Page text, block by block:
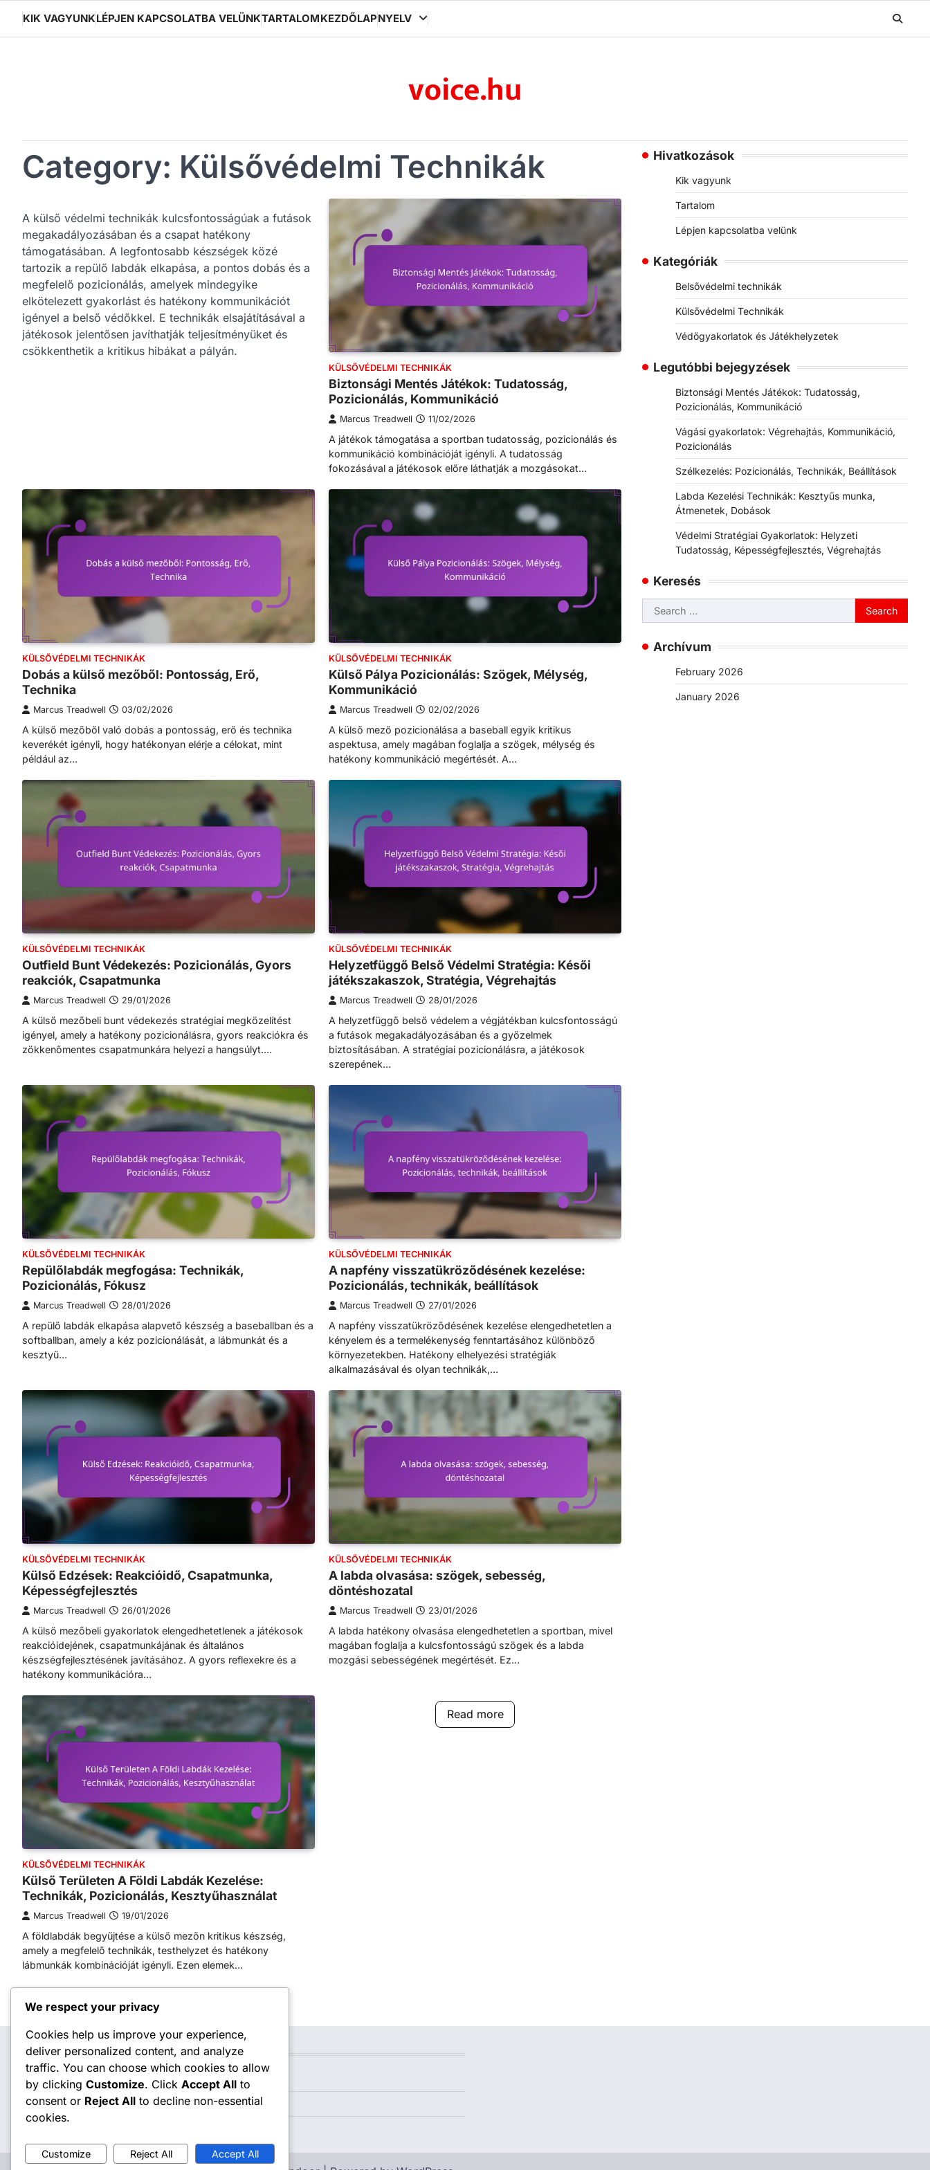
content
KIK VAGYUNKLÉPJEN KAPCSOLATBA VELÜNKTARTALOMKEZDŐLAPNYELV
voice.hu
Category: Külsővédelmi Technikák
A külső védelmi technikák kulcsfontosságúak a futások
megakadályozásában és a csapat hatékony
támogatásában. A legfontosabb készségek közé
tartozik a repülő labdák elkapása, a pontos dobás és a
megfelelő pozicionálás, amelyek mindegyike
elkötelezett gyakorlást és hatékony kommunikációt
igényel a belső védőkkel. E technikák elsajátításával a
játékosok jelentősen javíthatják teljesítményüket és
csökkenthetik a kritikus hibákat a pályán.
KÜLSŐVÉDELMI TECHNIKÁK
Biztonsági Mentés Játékok: Tudatosság,
Pozicionálás, Kommunikáció
Marcus Treadwell 11/02/2026
A játékok támogatása a sportban tudatosság, pozicionálás és
kommunikáció kombinációját igényli. A tudatosság
fokozásával a játékosok előre láthatják a mozgásokat…
KÜLSŐVÉDELMI TECHNIKÁK
Dobás a külső mezőből: Pontosság, Erő,
Technika
Marcus Treadwell 03/02/2026
A külső mezőből való dobás a pontosság, erő és technika
keverékét igényli, hogy hatékonyan elérje a célokat, mint
például az…
KÜLSŐVÉDELMI TECHNIKÁK
Külső Pálya Pozicionálás: Szögek, Mélység,
Kommunikáció
Marcus Treadwell 02/02/2026
A külső mező pozicionálása a baseball egyik kritikus
aspektusa, amely magában foglalja a szögek, mélység és
hatékony kommunikáció megértését. A…
KÜLSŐVÉDELMI TECHNIKÁK
Outfield Bunt Védekezés: Pozicionálás, Gyors
reakciók, Csapatmunka
Marcus Treadwell 29/01/2026
A külső mezőbeli bunt védekezés stratégiai megközelítést
igényel, amely a hatékony pozicionálásra, gyors reakciókra és
zökkenőmentes csapatmunkára helyezi a hangsúlyt.…
KÜLSŐVÉDELMI TECHNIKÁK
Helyzetfüggő Belső Védelmi Stratégia: Késői
játékszakaszok, Stratégia, Végrehajtás
Marcus Treadwell 28/01/2026
A helyzetfüggő belső védelem a végjátékban kulcsfontosságú
a futások megakadályozásában és a győzelmek
biztosításában. A stratégiai pozicionálásra, a játékosok
szerepének…
KÜLSŐVÉDELMI TECHNIKÁK
Repülőlabdák megfogása: Technikák,
Pozicionálás, Fókusz
Marcus Treadwell 28/01/2026
A repülő labdák elkapása alapvető készség a baseballban és a
softballban, amely a kéz pozicionálását, a lábmunkát és a
kesztyű…
KÜLSŐVÉDELMI TECHNIKÁK
A napfény visszatükröződésének kezelése:
Pozicionálás, technikák, beállítások
Marcus Treadwell 27/01/2026
A napfény visszatükröződésének kezelése elengedhetetlen a
kényelem és a termelékenység fenntartásához különböző
környezetekben. Hatékony elhelyezési stratégiák
alkalmazásával és olyan technikák,…
KÜLSŐVÉDELMI TECHNIKÁK
Külső Edzések: Reakcióidő, Csapatmunka,
Képességfejlesztés
Marcus Treadwell 26/01/2026
A külső mezőbeli gyakorlatok elengedhetetlenek a játékosok
reakcióidejének, csapatmunkájának és általános
készségfejlesztésének javításához. A gyors reflexekre és a
hatékony kommunikációra…
KÜLSŐVÉDELMI TECHNIKÁK
A labda olvasása: szögek, sebesség,
döntéshozatal
Marcus Treadwell 23/01/2026
A labda hatékony olvasása elengedhetetlen a sportban, mivel
magában foglalja a kulcsfontosságú szögek és a labda
mozgási sebességének megértését. Ez…
KÜLSŐVÉDELMI TECHNIKÁK
Külső Területen A Földi Labdák Kezelése:
Technikák, Pozicionálás, Kesztyűhasználat
Marcus Treadwell 19/01/2026
A földlabdák begyűjtése a külső mezőn kritikus készség,
amely a megfelelő technikák, testhelyzet és hatékony
lábmunkák kombinációját igényli. Ezen elemek…
Read more
Posts
Older posts
Hivatkozások
Kik vagyunk
Tartalom
Lépjen kapcsolatba velünk
Kategóriák
Belsővédelmi technikák
Külsővédelmi Technikák
Védőgyakorlatok és Játékhelyzetek
Legutóbbi bejegyzések
Biztonsági Mentés Játékok: Tudatosság,
Pozicionálás, Kommunikáció
Vágási gyakorlatok: Végrehajtás, Kommunikáció,
Pozicionálás
Szélkezelés: Pozicionálás, Technikák, Beállítások
Labda Kezelési Technikák: Kesztyűs munka,
Átmenetek, Dobások
Védelmi Stratégiai Gyakorlatok: Helyzeti
Tudatosság, Képességfejlesztés, Végrehajtás
Keresés
Search
for:
Archívum
February 2026
January 2026
Kategóriák
Belsővédelmi technikák
Külsővédelmi Technikák
We respect your privacy
Cookies help us improve your experience,
deliver personalized content, and analyze
traffic. You can choose which cookies to allow
by clicking Customize. Click Accept All to
consent or Reject All to decline non-essential
cookies.
Customize Reject All Accept All